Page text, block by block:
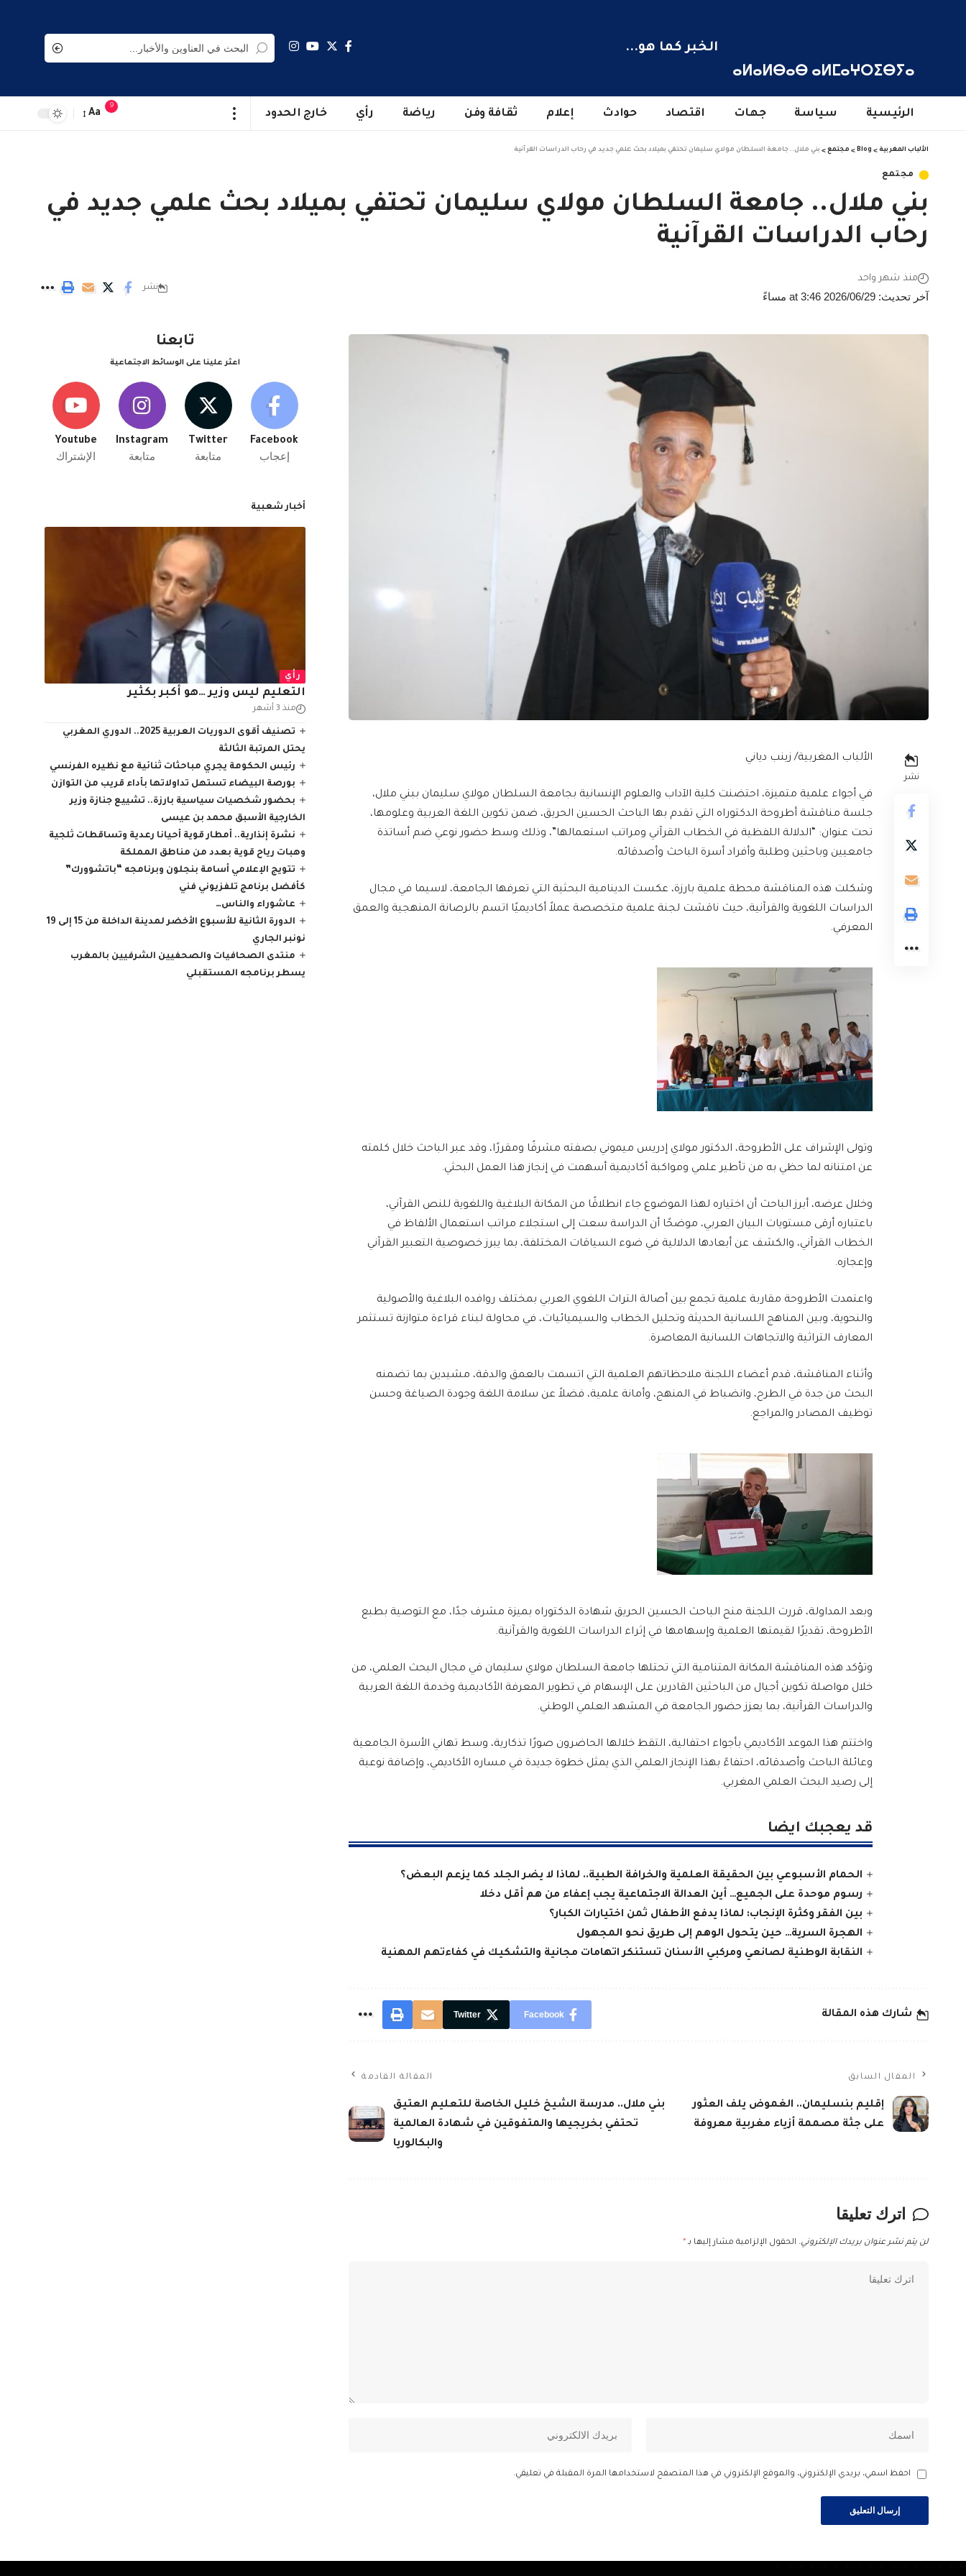
ⴰⵍⴰⵍⴱⴰⴱ ⴰⵍⵎⴰⵖⵔⵉⴱⵢⴰ
الخبر كما هو...
الرئيسية سياسة جهات اقتصاد حوادث إعلام ثقافة وفن رياضة رأي خارج الحدود
9
Aa
الألباب المغربية >
Blog
> مجتمع > بني ملال.. جامعة السلطان مولاي سليمان تحتفي بميلاد بحث علمي جديد في رحاب الدراسات القرآنية
مجتمع
بني ملال.. جامعة السلطان مولاي سليمان تحتفي بميلاد بحث علمي جديد في
رحاب الدراسات القرآنية
آخر تحديث: 2026/06/29 at 3:46 مساءً
منذ شهر واحد
نشر
نشر
الألباب المغربية/ زينب دياني
في أجواء علمية متميزة، احتضنت كلية الآداب والعلوم الإنسانية بجامعة السلطان مولاي سليمان ببني ملال،
جلسة مناقشة أطروحة الدكتوراه التي تقدم بها الباحث الحسين الحريق، ضمن تكوين اللغة العربية وعلومها،
تحت عنوان: “الدلالة اللفظية في الخطاب القرآني ومراتب استعمالها”، وذلك وسط حضور نوعي ضم أساتذة
جامعيين وباحثين وطلبة وأفراد أسرة الباحث وأصدقائه.
وشكلت هذه المناقشة محطة علمية بارزة، عكست الدينامية البحثية التي تعرفها الجامعة، لاسيما في مجال
الدراسات اللغوية والقرآنية، حيث ناقشت لجنة علمية متخصصة عملاً أكاديميًا اتسم بالرصانة المنهجية والعمق
المعرفي.
وتولى الإشراف على الأطروحة، الدكتور مولاي إدريس ميموني بصفته مشرفًا ومقررًا، وقد عبر الباحث خلال كلمته
عن امتنانه لما حظي به من تأطير علمي ومواكبة أكاديمية أسهمت في إنجاز هذا العمل البحثي.
وخلال عرضه، أبرز الباحث أن اختياره لهذا الموضوع جاء انطلاقًا من المكانة البلاغية واللغوية للنص القرآني،
باعتباره أرقى مستويات البيان العربي، موضحًا أن الدراسة سعت إلى استجلاء مراتب استعمال الألفاظ في
الخطاب القرآني، والكشف عن أبعادها الدلالية في ضوء السياقات المختلفة، بما يبرز خصوصية التعبير القرآني
وإعجازه.
واعتمدت الأطروحة مقاربة علمية تجمع بين أصالة التراث اللغوي العربي بمختلف روافده البلاغية والأصولية
والنحوية، وبين المناهج اللسانية الحديثة وتحليل الخطاب والسيميائيات، في محاولة لبناء قراءة متوازنة تستثمر
المعارف التراثية والاتجاهات اللسانية المعاصرة.
وأثناء المناقشة، قدم أعضاء اللجنة ملاحظاتهم العلمية التي اتسمت بالعمق والدقة، مشيدين بما تضمنه
البحث من جدة في الطرح، وانضباط في المنهج، وأمانة علمية، فضلاً عن سلامة اللغة وجودة الصياغة وحسن
توظيف المصادر والمراجع.
وبعد المداولة، قررت اللجنة منح الباحث الحسين الحريق شهادة الدكتوراه بميزة مشرف جدًا، مع التوصية بطبع
الأطروحة، تقديرًا لقيمتها العلمية وإسهامها في إثراء الدراسات اللغوية والقرآنية.
وتؤكد هذه المناقشة المكانة المتنامية التي تحتلها جامعة السلطان مولاي سليمان في مجال البحث العلمي، من
خلال مواصلة تكوين أجيال من الباحثين القادرين على الإسهام في تطوير المعرفة الأكاديمية وخدمة اللغة العربية
والدراسات القرآنية، بما يعزز حضور الجامعة في المشهد العلمي الوطني.
واختتم هذا الموعد الأكاديمي بأجواء احتفالية، التقط خلالها الحاضرون صورًا تذكارية، وسط تهاني الأسرة الجامعية
وعائلة الباحث وأصدقائه، احتفاءً بهذا الإنجاز العلمي الذي يمثل خطوة جديدة في مساره الأكاديمي، وإضافة نوعية
إلى رصيد البحث العلمي المغربي.
قد يعجبك ايضا
الحمام الأسبوعي بين الحقيقة العلمية والخرافة الطبية.. لماذا لا يضر الجلد كما يزعم البعض؟
رسوم موحدة على الجميع… أين العدالة الاجتماعية يجب إعفاء من هم أقل دخلا
بين الفقر وكثرة الإنجاب: لماذا يدفع الأطفال ثمن اختيارات الكبار؟
الهجرة السرية… حين يتحول الوهم إلى طريق نحو المجهول
النقابة الوطنية لصانعي ومركبي الأسنان تستنكر اتهامات مجانية والتشكيك في كفاءتهم المهنية
شارك هذه المقالة Facebook
Twitter
المقال السابق
إقليم بنسليمان.. الغموض يلف العثور
على جثة مصممة أزياء مغربية معروفة
المقالة القادمة
بني ملال.. مدرسة الشيخ خليل الخاصة للتعليم العتيق
تحتفي بخريجيها والمتفوقين في شهادة العالمية
والبكالوريا
اترك تعليقا
لن يتم نشر عنوان بريدك الإلكتروني. الحقول الإلزامية مشار إليها بـ *
احفظ اسمي، بريدي الإلكتروني، والموقع الإلكتروني في هذا المتصفح لاستخدامها المرة المقبلة في تعليقي.
تابعنا
اعثر علينا على الوسائط الاجتماعية
Facebook
إعجاب
Twitter
متابعة
Instagram
متابعة
Youtube
الإشتراك
أخبار شعبية
رأي
التعليم ليس وزير …هو أكبر بكثير
منذ 3 أشهر
تصنيف أقوى الدوريات العربية 2025.. الدوري المغربي
يحتل المرتبة الثالثة
رئيس الحكومة يجري مباحثات ثنائية مع نظيره الفرنسي
بورصة البيضاء تستهل تداولاتها بأداء قريب من التوازن
بحضور شخصيات سياسية بارزة.. تشييع جنازة وزير
الخارجية الأسبق محمد بن عيسى
نشرة إنذارية.. أمطار قوية أحيانا رعدية وتساقطات ثلجية
وهبات رياح قوية بعدد من مناطق المملكة
تتويج الإعلامي أسامة بنجلون وبرنامجه “باتشوورك”
كأفضل برنامج تلفزيوني فني
عاشوراء والناس…
الدورة الثانية للأسبوع الأخضر لمدينة الداخلة من 15 إلى 19
نونبر الجاري
منتدى الصحافيات والصحفيين الشرفيين بالمغرب
يسطر برنامجه المستقبلي